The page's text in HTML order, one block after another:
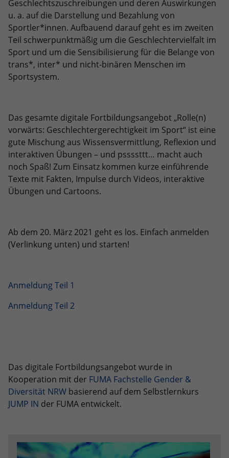
Geschlechtszuschreibungen und deren Auswirkungen
u. a. auf die Darstellung und Bezahlung von
Sportler*innen. Aufbauend darauf geht es im zweiten
Teil schwerpunktmäßig um die Geschlechtervielfalt im
Sport und um die Sensibilisierung für die Belange von
trans*, inter* und nicht-binären Menschen im
Sportsystem.
Das gesamte digitale Fortbildungsangebot „Rolle(n)
vorwärts: Geschlechtergerechtigkeit im Sport“ ist eine
gute Mischung aus Wissensvermittlung, Reflexion und
interaktiven Übungen – und pssssttt… macht auch
noch Spaß! Zum Einsatz kommen kurze einführende
Texte mit Fakten, Impulse durch Videos, interaktive
Übungen und Cartoons.
Ab dem 20. März 2021 geht es los. Einfach anmelden
(Verlinkung unten) und starten!
Anmeldung Teil 1
Anmeldung Teil 2
Das digitale Fortbildungsangebot wurde in
Kooperation mit der FUMA Fachstelle Gender &
Diversität NRW basierend auf dem Selbstlernkurs
JUMP IN der FUMA entwickelt.
Zweck
Dieses Cookie ist ein Standard-Session-
Cookie von TYPO3. Es speichert im Falle
eines Benutzer-Logins die Session-ID.
So kann der eingeloggte Benutzer
wiedererkannt werden und es wird ihm
Zugang zu geschützten Bereichen
gewährt.
Zweck
Kampagnendaten zu berechnen und
die Nutzung der Website für den
Analysebericht der Website zu
verfolgen. Die Cookies speichern
Informationen anonym und weisen eine
randoly generierte Nummer zu, um
Anbieter Google Analytics
Laufzeit 1 Tag
Dieses Cookie wird von Google Analytics
installiert. Das Cookie wird verwendet,
eines Analyseberichts darüber, wie es
der Website geht. Die erhobenen Daten
Name _dc_gtm_UA-101278931-2
Zweck
Dieser Cookie identifiziert die Besucher
nach Alter, Geschlecht oder Interessen
und nutzt dazu den DoubleClick des
Google Tag Manager, um die gezielte
Name _ga_JRB5FR1S7D
Anbieter Google LLC
Laufzeit 6 Monate
Das NID-Cookie enthält eine eindeutige
ID, über die Google Ihre bevorzugten
Einstellungen und andere
angezeigt werden sollen (z. B. 10 oder
20) und ob der Google SafeSearch-Filter
aktiviert sein soll.
Externe Inhalte
Wir verwenden auf unserer Website externe Inhalte, um
Ihnen zusätzliche Informationen anzubieten.